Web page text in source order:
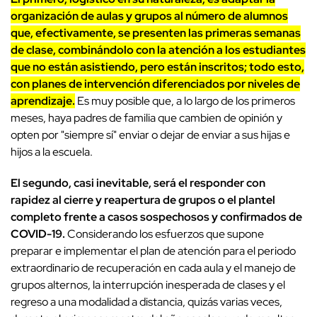
organización de aulas y grupos al número de alumnos
que, efectivamente, se presenten las primeras semanas
de clase, combinándolo con la atención a los estudiantes
que no están asistiendo, pero están inscritos; todo esto,
con planes de intervención diferenciados por niveles de
aprendizaje. Es muy posible que, a lo largo de los primeros
meses, haya padres de familia que cambien de opinión y
opten por "siempre sí" enviar o dejar de enviar a sus hijas e
hijos a la escuela.
El segundo, casi inevitable, será el responder con
rapidez al cierre y reapertura de grupos o el plantel
completo frente a casos sospechosos y confirmados de
COVID-19.Considerando los esfuerzos que supone
preparar e implementar el plan de atención para el periodo
extraordinario de recuperación en cada aula y el manejo de
grupos alternos, la interrupción inesperada de clases y el
regreso a una modalidad a distancia, quizás varias veces,